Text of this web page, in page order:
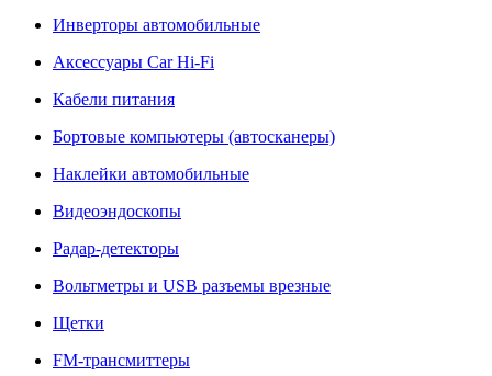
Инверторы автомобильные
Аксессуары Car Hi-Fi
Кабели питания
Бортовые компьютеры (автосканеры)
Наклейки автомобильные
Видеоэндоскопы
Радар-детекторы
Вольтметры и USB разъемы врезные
Щетки
FM-трансмиттеры